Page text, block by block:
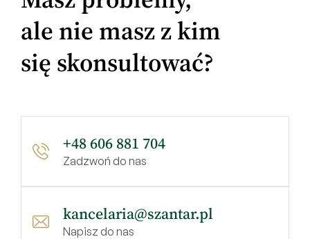
ale nie masz z kim
się skonsultować?
+48 606 881 704
Zadzwoń do nas
kancelaria@szantar.pl
Napisz do nas